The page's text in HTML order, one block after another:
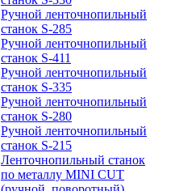
Ручной ленточнопильный
станок S-285
Ручной ленточнопильный
станок S-411
Ручной ленточнопильный
станок S-335
Ручной ленточнопильный
станок S-280
Ручной ленточнопильный
станок S-215
Ленточнопильный станок
по металлу MINI CUT